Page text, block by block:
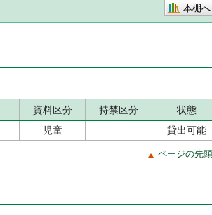
本棚へ
資料区分 持禁区分
状態
児童 貸出可能
ページの先